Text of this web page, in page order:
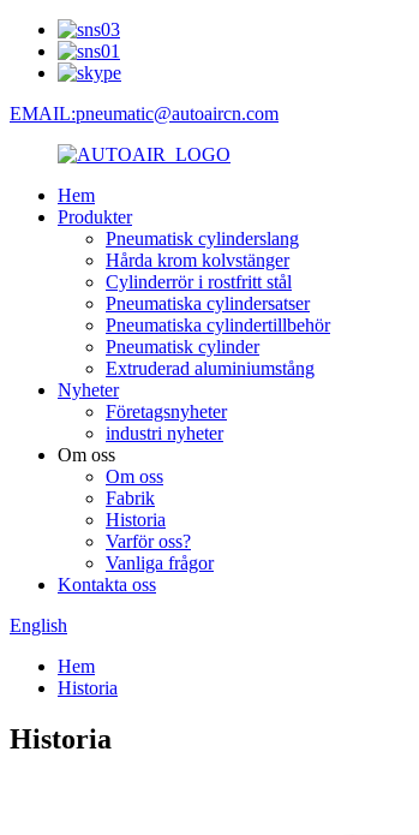
EMAIL:pneumatic@autoaircn.com
Hem
Produkter
Pneumatisk cylinderslang
Hårda krom kolvstänger
Cylinderrör i rostfritt stål
Pneumatiska cylindersatser
Pneumatiska cylindertillbehör
Pneumatisk cylinder
Extruderad aluminiumstång
Nyheter
Företagsnyheter
industri nyheter
Om oss
Om oss
Fabrik
Historia
Varför oss?
Vanliga frågor
Kontakta oss
English
Hem
Historia
Historia